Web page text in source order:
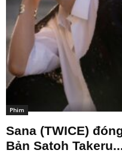
Phim
Sana (TWICE)
Bản Satoh